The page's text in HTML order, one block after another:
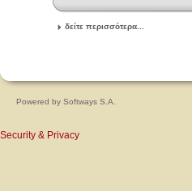
δείτε περισσότερα...
Powered by Softways S.A.
Security & Privacy